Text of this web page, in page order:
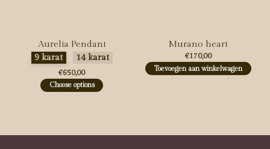
Aurelia Pendant
Maak een keuze:
9 karat 14 karat
€650,00
Choose options
Murano heart
€170,00
Toevoegen aan winkelwagen